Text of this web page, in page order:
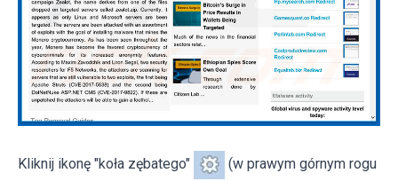
Kliknij ikonę "koła zębatego" (w prawym górnym rogu